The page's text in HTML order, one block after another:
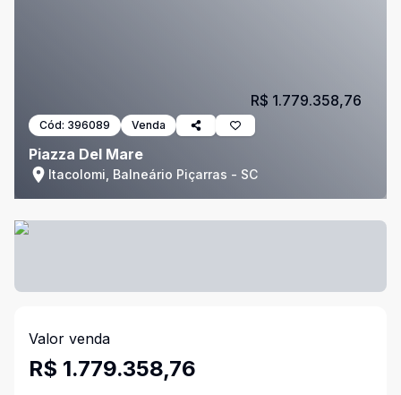
Cód: 396089 Venda
Piazza Del Mare
Itacolomi, Balneário Piçarras - SC
R$ 1.779.358,76
Valor venda
R$ 1.779.358,76